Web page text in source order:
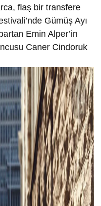
flaş bir transfere
Gümüş Ayı
Emin Alper’in
Caner Cindoruk